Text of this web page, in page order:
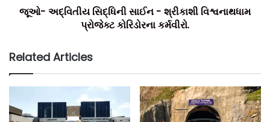
જૂઓ- અદ્વિતીય સિદ્ધિની સાઈન - શ્રીકાશી વિશ્વનાથધામ
પ્રોજેક્ટ કોરિડોરના કર્મવીરો.
Related Articles